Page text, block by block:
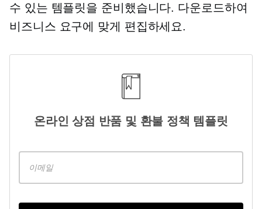
수 있는 템플릿을 준비했습니다. 다운로드하여
비즈니스 요구에 맞게 편집하세요.
온라인 상점 반품 및 환불 정책 템플릿